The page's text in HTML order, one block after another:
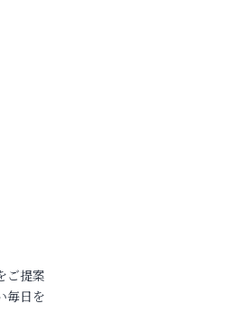
ご提案
毎日を